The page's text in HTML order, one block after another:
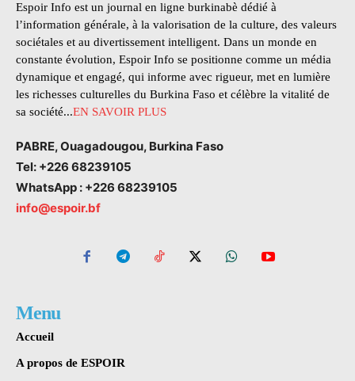
Espoir Info est un journal en ligne burkinabè dédié à
l’information générale, à la valorisation de la culture, des valeurs
sociétales et au divertissement intelligent. Dans un monde en
constante évolution, Espoir Info se positionne comme un média
dynamique et engagé, qui informe avec rigueur, met en lumière
les richesses culturelles du Burkina Faso et célèbre la vitalité de
sa société...EN SAVOIR PLUS
PABRE, Ouagadougou, Burkina Faso
Tel: +226 68239105
WhatsApp : +226 68239105
info@espoir.bf
Menu
Accueil
A propos de ESPOIR